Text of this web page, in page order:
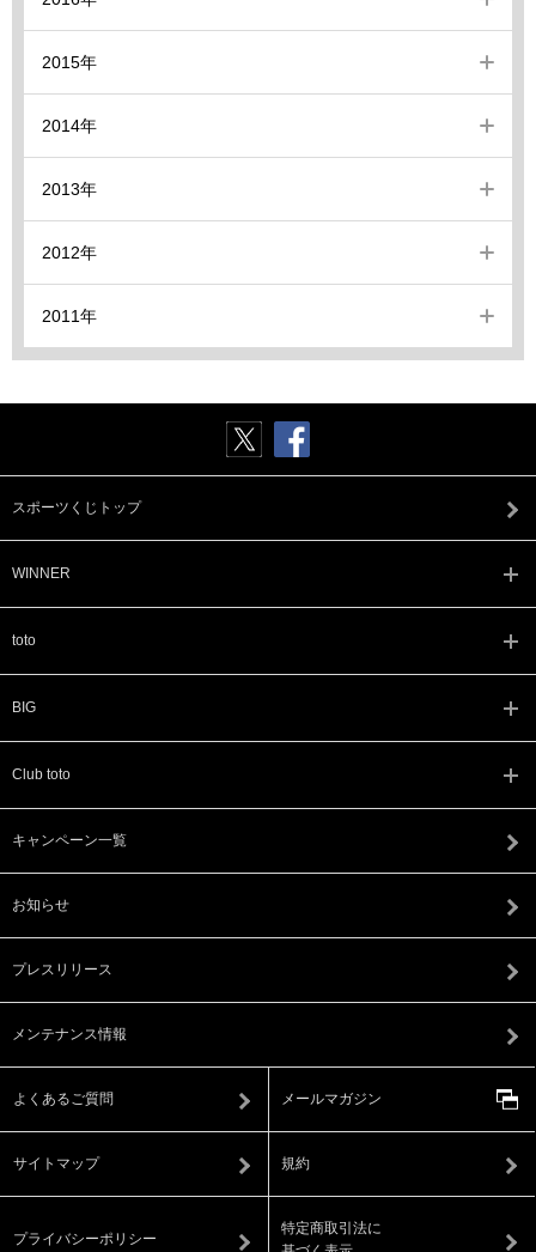
2015年
2014年
2013年
2012年
2011年
スポーツくじトップ
WINNER
toto
BIG
Club toto
キャンペーン一覧
お知らせ
プレスリリース
メンテナンス情報
よくあるご質問 メールマガジン
サイトマップ 規約
プライバシーポリシー
特定商取引法に